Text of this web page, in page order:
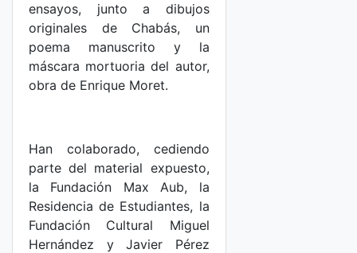
ensayos, junto a dibujos
originales de Chabás, un
poema manuscrito y la
máscara mortuoria del autor,
obra de Enrique Moret.
Han colaborado, cediendo
parte del material expuesto,
la Fundación Max Aub, la
Residencia de Estudiantes, la
Fundación Cultural Miguel
Hernández y Javier Pérez